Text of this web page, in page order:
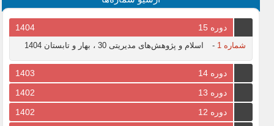
دوره 15 1404
شماره 1 - اسلام و پژوهش‌های مدیریتی 30 ، بهار و تابستان 1404
دوره 14
1403
دوره 13
1402
دوره 12
1402